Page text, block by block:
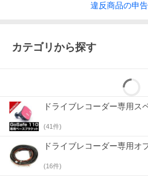
違反商品の申
カテゴリから探す
ドライブレコーダー専用ス
(41件)
ドライブレコーダー専用オ
(16件)